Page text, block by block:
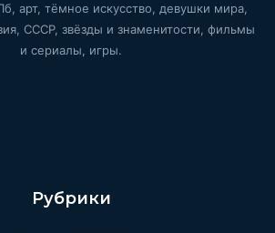
арт, тёмное искусство, девушки мира,
СССР, звёзды и знаменитости, фильмы
и сериалы, игры.
Рубрики